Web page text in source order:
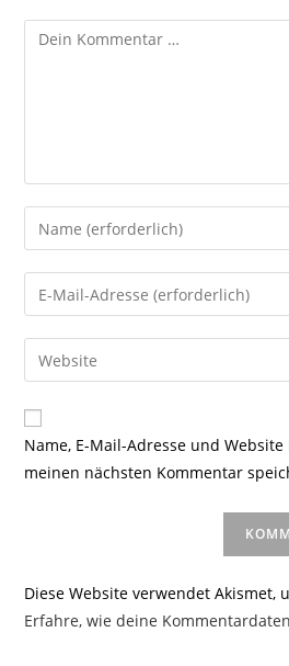
Kommentar
Gib
deinen
Namen
oder
zum
Kommentieren
ein
Gib
deine
E-
Mail-
zum
Kommentieren
ein
Gib
deine
Website-
URL
Name, E-Mail-Adresse und
meinen nächsten Kommentar
Diese Website verwendet Akismet,
Erfahre, wie deine